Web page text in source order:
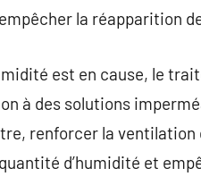
la réapparition
est en cause, le
à des solutions
renforcer la
d’humidité et